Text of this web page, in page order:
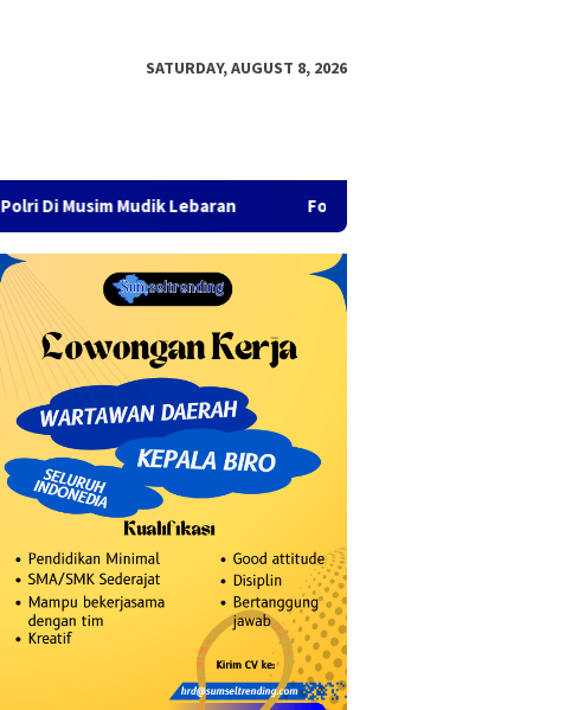
SATURDAY, AUGUST 8, 2026
Mudik Lebaran Fokus pada Pertumbuhan Ekonomi dan